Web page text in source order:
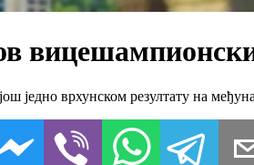
једно врхунском резултату на